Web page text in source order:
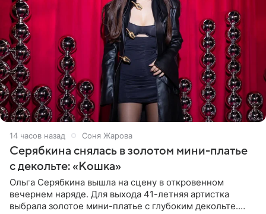
14 часов назад Соня Жарова
Серябкина снялась в золотом мини-платье
с декольте: «Кошка»
Ольга Серябкина вышла на сцену в откровенном
вечернем наряде. Для выхода 41-летняя артистка
выбрала золотое мини-платье с глубоким декольте.